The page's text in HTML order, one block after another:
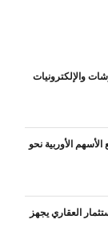
والإلكترونيات
الأوربية نحو
العقاري يجهز